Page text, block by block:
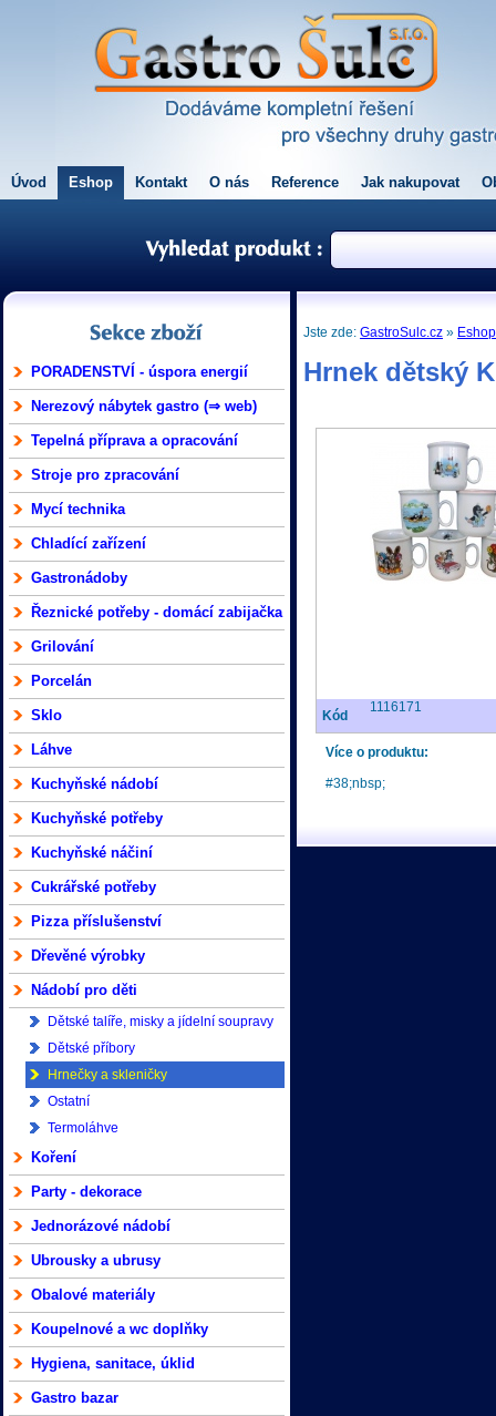
Úvod Eshop Kontakt O nás Reference Jak nakupovat
PORADENSTVÍ - úspora energií
Nerezový nábytek gastro (⇒ web)
Tepelná příprava a opracování
Stroje pro zpracování
Mycí technika
Chladící zařízení
Gastronádoby
Řeznické potřeby - domácí zabijačka
Grilování
Porcelán
Sklo
Láhve
Kuchyňské nádobí
Kuchyňské potřeby
Kuchyňské náčiní
Cukrářské potřeby
Pizza příslušenství
Dřevěné výrobky
Nádobí pro děti
Dětské talíře, misky a jídelní soupravy
Dětské příbory
Hrnečky a skleničky
Ostatní
Termoláhve
Koření
Party - dekorace
Jednorázové nádobí
Ubrousky a ubrusy
Obalové materiály
Koupelnové a wc doplňky
Hygiena, sanitace, úklid
Gastro bazar
Jste zde:GastroSulc.cz » Eshop
Hrnek dětský
Kód
1116171
Více o produktu:
#38;nbsp;